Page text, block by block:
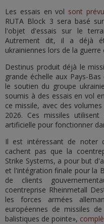
Les essais en vol sont
RUTA Block 3 sera basé
l'objet d'essais sur le
Autrement dit, il a déjà
ukrainiennes lors de la guerre
Destinus produit déjà le
grande échelle aux Pays-
le soutien du groupe
soumis à des essais en vol
ce missile, avec des
2026. Ces missiles
artificielle pour fonctionner
Il est intéressant de noter
cachent pas que la
Strike Systems, a pour but
et l'intégration finale pour la
de clients
coentreprise Rheinmetall
les forces armées
européennes de missiles
balistiques de pointe»,